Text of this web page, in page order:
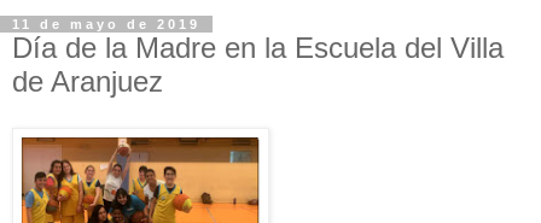
11 de mayo de 2019
Día de la Madre en la Escuela del Villa
de Aranjuez